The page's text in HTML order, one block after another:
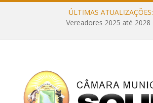
ÚLTIMAS ATUALIZAÇÕES:
Vereadores 2025 até 2028